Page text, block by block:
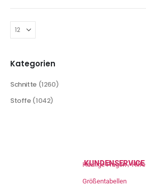
Kategorien
Schnitte (1260)
Stoffe (1042)
KUNDENSERVICE
Häufige Fragen / Hilfe
Größentabellen